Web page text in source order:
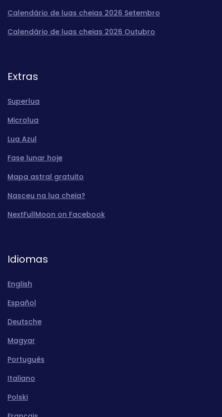
Calendário de luas cheias 2026 Setembro
Calendário de luas cheias 2026 Outubro
Extras
Superlua
Microlua
Lua Azul
Fase lunar hoje
Mapa astral gratuito
Nasceu na lua cheia?
NextFullMoon on Facebook
Idiomas
English
Español
Deutsche
Magyar
Português
Italiano
Polski